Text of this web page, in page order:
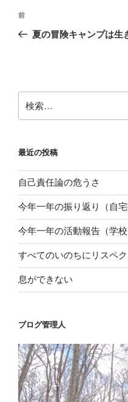
投
ナ
ー
シ
前
の
前
夏の冒険キャンプは生
索:
最近の投稿
自己責任論の危うさ
今年一年の振り返り（自宅
今年一年の活動報告（学校
すべてのいのちにリスペ
息ができない
ブログ管理人